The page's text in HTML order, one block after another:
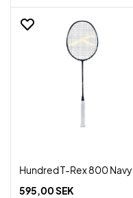
Hundred T-Rex 800 Navy
595,00 SEK